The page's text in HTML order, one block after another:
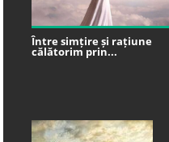
Între simțire și rațiune
călătorim prin...